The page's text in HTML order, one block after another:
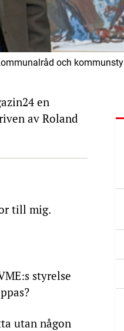
och
en
av Roland
till mig.
styrelse
utan någon